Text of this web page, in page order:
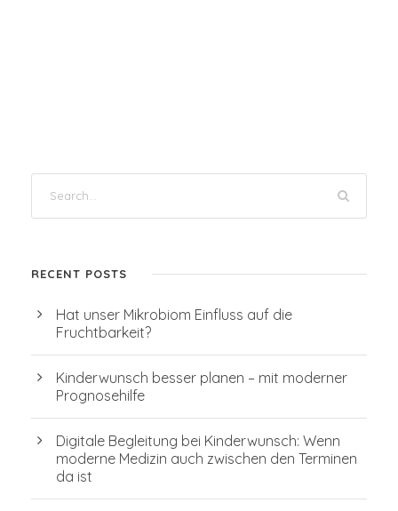
RECENT POSTS
Hat unser Mikrobiom Einfluss auf die
Fruchtbarkeit?
Kinderwunsch besser planen – mit moderner
Prognosehilfe
Digitale Begleitung bei Kinderwunsch: Wenn
moderne Medizin auch zwischen den Terminen
da ist